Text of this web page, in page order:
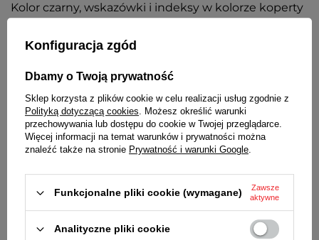
Kolor czarny, wskazówki i indeksy w kolorze koperty
Wysokiej jakości stal nierdzewna, typu mesh
ZAPIĘCIE
Z możliwością samodzielnej regulacji i
zabezpieczeniem
BATERIA
Kwarcowy
Konfiguracja zgód
Dbamy o Twoją prywatność
Sklep korzysta z plików cookie w celu realizacji usług zgodnie z
Polityką dotyczącą cookies. Możesz określić warunki
przechowywania lub dostępu do cookie w Twojej przeglądarce.
Więcej informacji na temat warunków i prywatności można
znaleźć także na stronie Prywatność i warunki Google.
Funkcjonalne pliki cookie (wymagane)
Zawsze
aktywne
Analityczne pliki cookie